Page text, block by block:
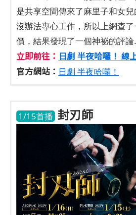
是共享空間傳來了麻里子和女
沒辦法專心工作，所以上網查
價，結果發現了一個神祕的評論
立即前往： 日劇 半夜哈囉！ 線
官方網站： 日劇 半夜哈囉！
1/15首播 封刃師